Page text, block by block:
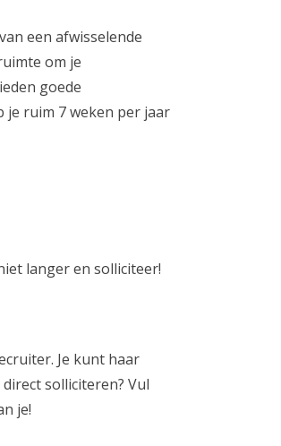
een afwisselende
om je
goede
je ruim 7 weken per jaar
langer en solliciteer!
Je kunt haar
direct solliciteren? Vul
je!